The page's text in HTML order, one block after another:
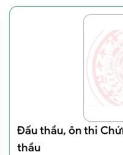
Đấu thầu, ôn thi
thầu